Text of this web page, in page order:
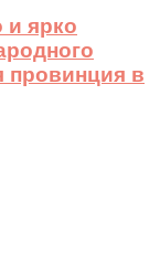
ярко
провинция в